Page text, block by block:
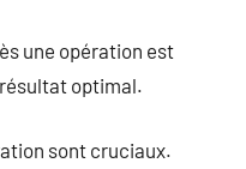
une opération est
optimal.
sont cruciaux.